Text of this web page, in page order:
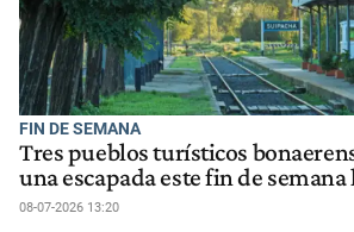
FIN DE SEMANA
Tres pueblos turísticos
una escapada este fin de
08-07-2026 13:20